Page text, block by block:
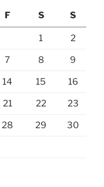
F S S
1 2
7 8 9
14 15 16
21 22 23
28 29 30